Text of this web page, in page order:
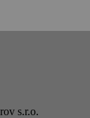
s.r.o.